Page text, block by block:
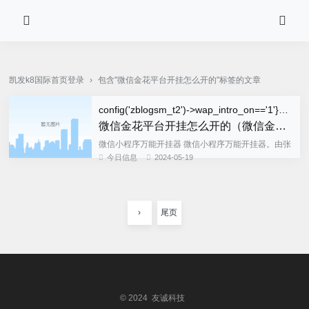
凯发k8国际首页登录 › 包含"微信金花平台开挂怎么开的"标签的文章
微信金花平台开挂怎么开的（微信金花挂软件）
微信小程序万能开挂器 微信小程序万能开挂器。由张
小龙所带领的腾讯广州研发中心产品团队打造。可
今日信息 2024-05-19
› 尾页
© 2024 友诚科技